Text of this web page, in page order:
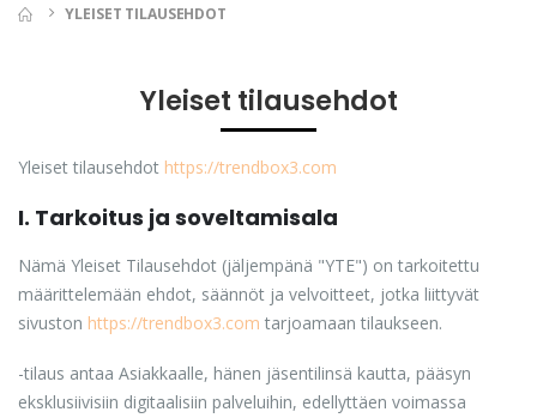
YLEISET TILAUSEHDOT
Yleiset tilausehdot
Yleiset tilausehdot https://trendbox3.com
I. Tarkoitus ja soveltamisala
Nämä Yleiset Tilausehdot (jäljempänä "YTE") on tarkoitettu
määrittelemään ehdot, säännöt ja velvoitteet, jotka liittyvät
sivuston https://trendbox3.com tarjoamaan tilaukseen.
-tilaus antaa Asiakkaalle, hänen jäsentilinsä kautta, pääsyn
eksklusiivisiin digitaalisiin palveluihin, edellyttäen voimassa